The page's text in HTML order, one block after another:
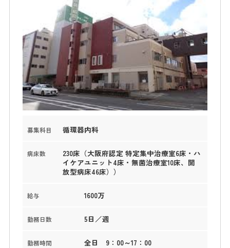
募集科目 循環器内科
病床数
230床（大阪府認定 特定集中治療室6床・ハ
イケアユニット4床・無菌治療室10床、開
放型病床46床））
給与 1600万
勤務日数 5日／週
勤務時間 全日 9：00～17：00